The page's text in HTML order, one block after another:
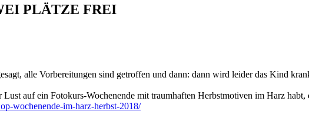
PLÄTZE FREI
alle Vorbereitungen sind getroffen und dann: dann wird leider das Kind
auf ein Fotokurs-Wochenende mit traumhaften Herbstmotiven im Harz
wochenende-im-harz-herbst-2018/